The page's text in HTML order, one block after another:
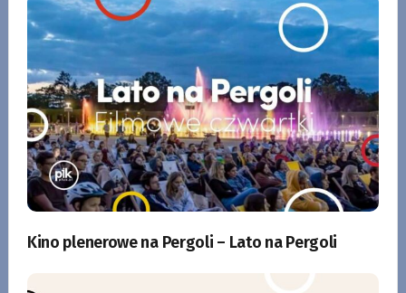
Kino plenerowe na Pergoli – Lato na Pergoli